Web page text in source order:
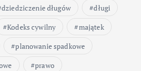
dziedziczenie długów
długi
Kodeks cywilny
majątek
planowanie spadkowe
prawo